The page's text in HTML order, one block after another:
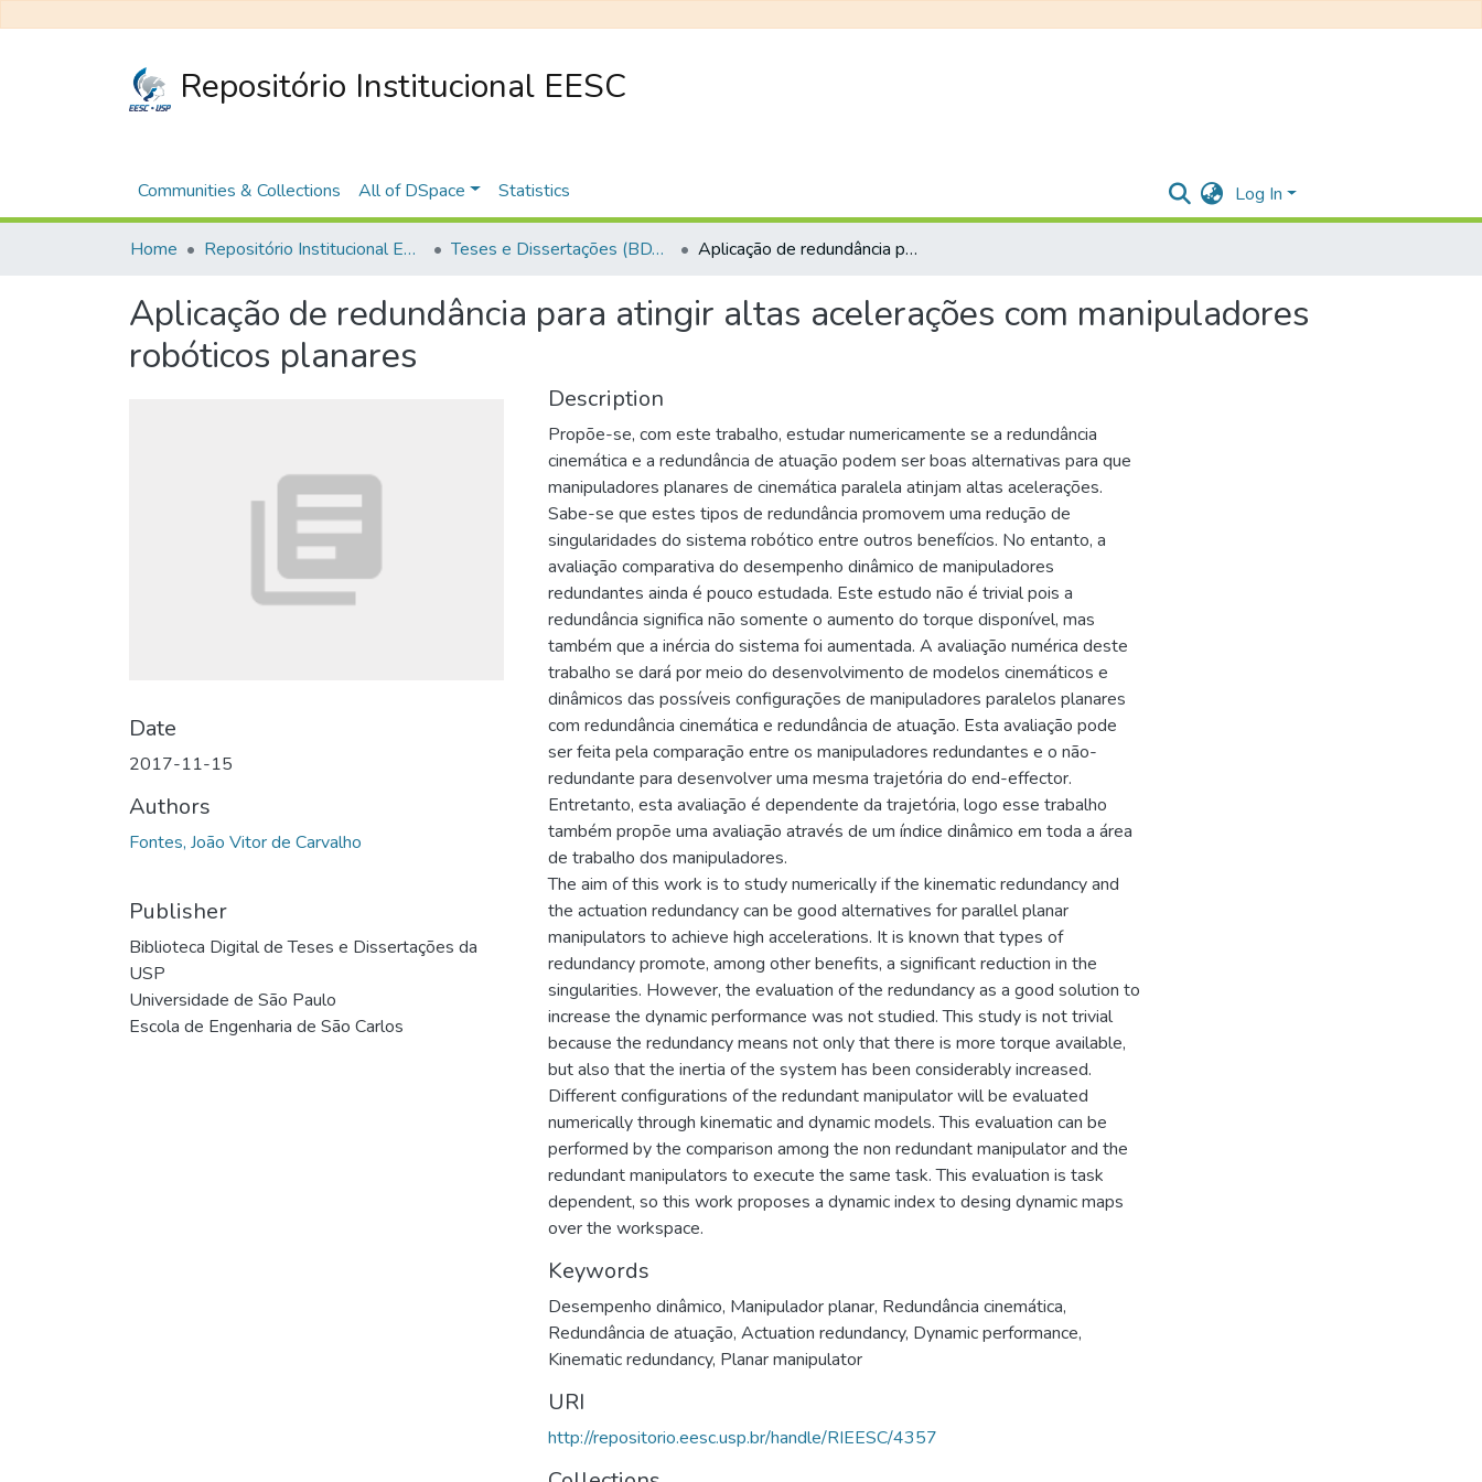
Repositório Institucional EESC
Communities & Collections All of DSpace Statistics Log In
Home Repositório Institucional EESC Teses e Dissertações (BDTD USP) Aplicação de redundância para atingir altas acelerações com manipuladores robóticos planares
Aplicação de redundância para atingir altas acelerações com manipuladores
robóticos planares
Date
2017-11-15
Authors
Fontes, João Vitor de Carvalho
Publisher
Biblioteca Digital de Teses e Dissertações da
USP
Universidade de São Paulo
Escola de Engenharia de São Carlos
Description
Propõe-se, com este trabalho, estudar numericamente se a redundância
cinemática e a redundância de atuação podem ser boas alternativas para que
manipuladores planares de cinemática paralela atinjam altas acelerações.
Sabe-se que estes tipos de redundância promovem uma redução de
singularidades do sistema robótico entre outros benefícios. No entanto, a
avaliação comparativa do desempenho dinâmico de manipuladores
redundantes ainda é pouco estudada. Este estudo não é trivial pois a
redundância significa não somente o aumento do torque disponível, mas
também que a inércia do sistema foi aumentada. A avaliação numérica deste
trabalho se dará por meio do desenvolvimento de modelos cinemáticos e
dinâmicos das possíveis configurações de manipuladores paralelos planares
com redundância cinemática e redundância de atuação. Esta avaliação pode
ser feita pela comparação entre os manipuladores redundantes e o não-
redundante para desenvolver uma mesma trajetória do end-effector.
Entretanto, esta avaliação é dependente da trajetória, logo esse trabalho
também propõe uma avaliação através de um índice dinâmico em toda a área
de trabalho dos manipuladores.
The aim of this work is to study numerically if the kinematic redundancy and
the actuation redundancy can be good alternatives for parallel planar
manipulators to achieve high accelerations. It is known that types of
redundancy promote, among other benefits, a significant reduction in the
singularities. However, the evaluation of the redundancy as a good solution to
increase the dynamic performance was not studied. This study is not trivial
because the redundancy means not only that there is more torque available,
but also that the inertia of the system has been considerably increased.
Different configurations of the redundant manipulator will be evaluated
numerically through kinematic and dynamic models. This evaluation can be
performed by the comparison among the non redundant manipulator and the
redundant manipulators to execute the same task. This evaluation is task
dependent, so this work proposes a dynamic index to desing dynamic maps
over the workspace.
Keywords
Desempenho dinâmico, Manipulador planar, Redundância cinemática,
Redundância de atuação, Actuation redundancy, Dynamic performance,
Kinematic redundancy, Planar manipulator
URI
http://repositorio.eesc.usp.br/handle/RIEESC/4357